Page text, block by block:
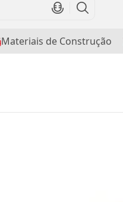
Materiais de Construção